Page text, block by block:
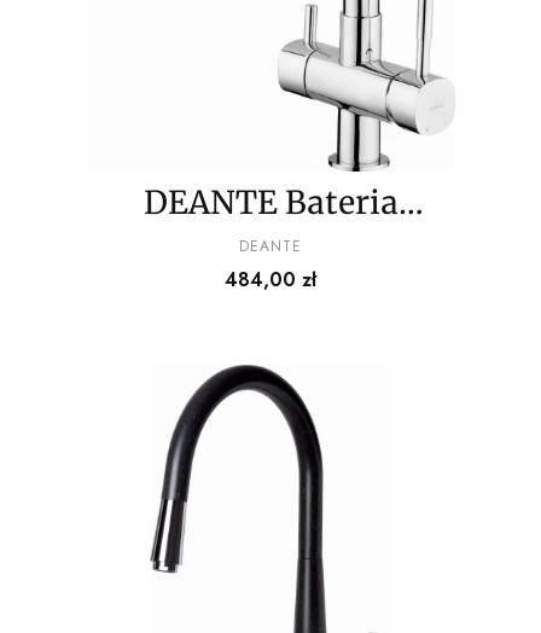
DEANTE Bateria
kuchenna z podłączeniem
do filtra wody
PRODUCENT
DEANTE
Cena
484,00 zł